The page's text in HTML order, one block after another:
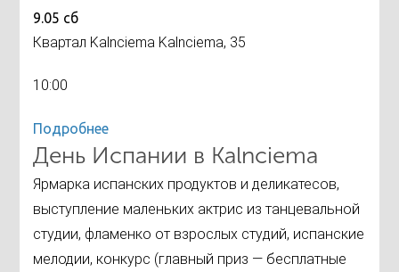
9.05 сб
Квартал Kalnciema Kalnciema, 35
10:00
Подробнее
День Испании в Kalnciema
Ярмарка испанских продуктов и деликатесов,
выступление маленьких актрис из танцевальной
студии, фламенко от взрослых студий, испанские
мелодии, конкурс (главный приз — бесплатные